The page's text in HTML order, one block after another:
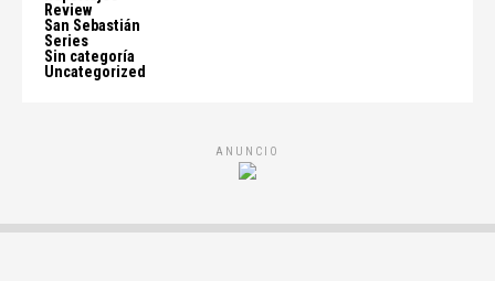
Review
San Sebastián
Series
Sin categoría
Uncategorized
ANUNCIO